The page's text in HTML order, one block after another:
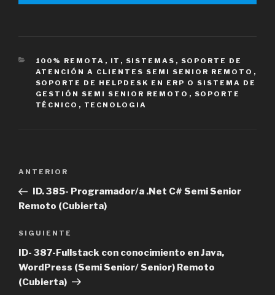
CATEGORÍAS
100% REMOTA , IT , SISTEMAS , SOPORTE DE
ATENCIÓN A CLIENTES SEMI SENIOR REMOTO ,
SOPORTE DE HELPDESK EN ERP O SISTEMA DE
GESTIÓN SEMI SENIOR REMOTO , SOPORTE
TÉCNICO , TECNOLOGIA
entradas
Entrada
anterior
ANTERIOR
ID. 385- Programador/a .Net C# Semi Senior
Remoto (Cubierta)
Siguiente
entrada
SIGUIENTE
ID- 387-Fullstack con conocimiento en Java,
WordPress (Semi Senior/ Senior) Remoto
(Cubierta)